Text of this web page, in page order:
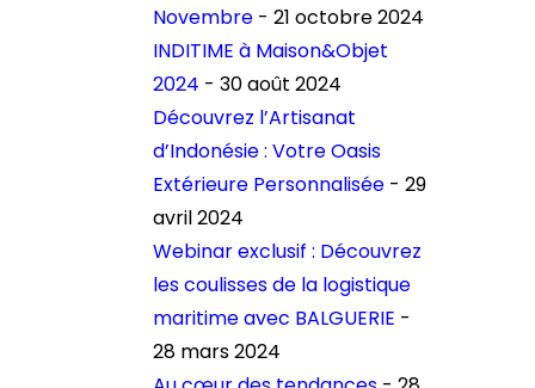
Novembre - 21 octobre 2024
INDITIME à Maison&Objet
2024 - 30 août 2024
Découvrez l’Artisanat
d’Indonésie : Votre Oasis
Extérieure Personnalisée - 29
avril 2024
Webinar exclusif : Découvrez
les coulisses de la logistique
maritime avec BALGUERIE -
28 mars 2024